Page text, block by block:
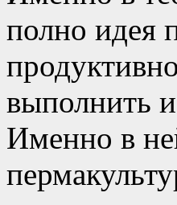
полно идея
выполнить
Именно в